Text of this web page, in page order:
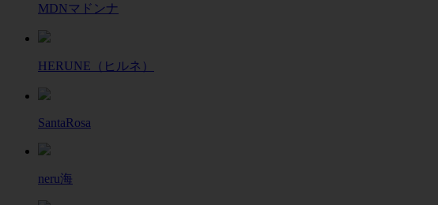
MDNマドンナ
HERUNE（ヒルネ）
SantaRosa
neru海